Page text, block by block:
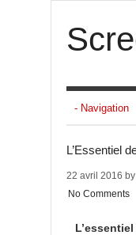
L’Essentiel
22 avril 2016 by
No Comments